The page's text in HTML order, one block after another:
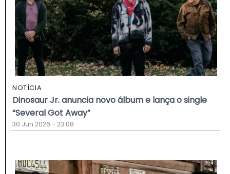
NOTÍCIA
Dinosaur Jr. anuncia novo álbum e lança o single
“Several Got Away”
30 Jun 2026 - 23:08